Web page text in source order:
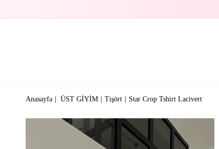
Anasayfa ÜST GİYİM Tişört Star Crop Tshirt Lacivert